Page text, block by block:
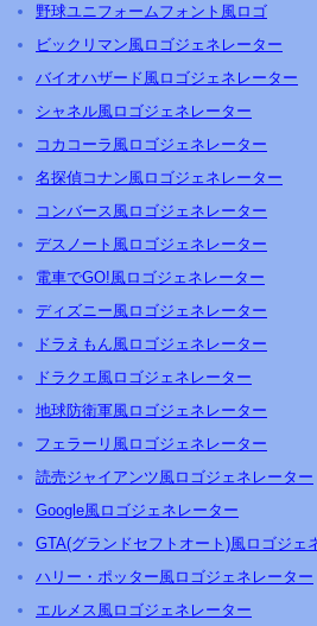
野球ユニフォームフォント風ロゴ
ビックリマン風ロゴジェネレーター
バイオハザード風ロゴジェネレーター
シャネル風ロゴジェネレーター
コカコーラ風ロゴジェネレーター
名探偵コナン風ロゴジェネレーター
コンバース風ロゴジェネレーター
デスノート風ロゴジェネレーター
電車でGO!風ロゴジェネレーター
ディズニー風ロゴジェネレーター
ドラえもん風ロゴジェネレーター
ドラクエ風ロゴジェネレーター
地球防衛軍風ロゴジェネレーター
フェラーリ風ロゴジェネレーター
読売ジャイアンツ風ロゴジェネレーター
Google風ロゴジェネレーター
GTA(グランドセフトオート)風ロゴジェ
ハリー・ポッター風ロゴジェネレーター
エルメス風ロゴジェネレーター